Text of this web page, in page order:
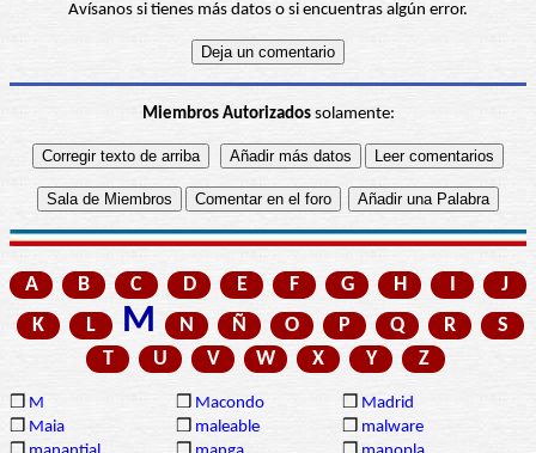
Avísanos si tienes más datos o si encuentras algún error.
Miembros Autorizadossolamente:
A B C D E F G H I
J
K
L M N Ñ O P Q R
S
T
U V W X Y Z
❒ M ❒ Macondo ❒ Madrid
❒ Maia ❒ maleable ❒ malware